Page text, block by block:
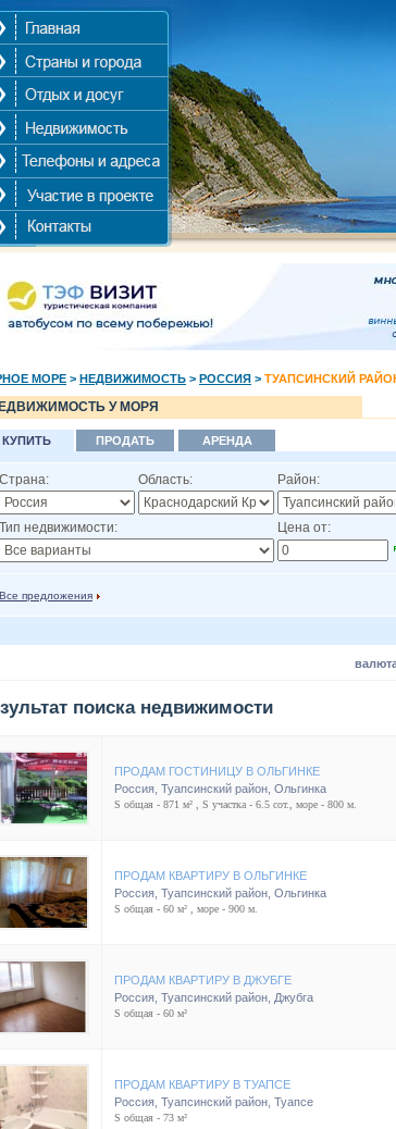
МОРЕ > НЕДВИЖИМОСТЬ > РОССИЯ > ТУАПСИНСКИЙ
У МОРЯ
КУПИТЬ ПРОДАТЬ АРЕНДА
Страна: Область: Район:
Тип недвижимости: Цена от:
Все предложения
поиска недвижимости
ПРОДАМ ГОСТИНИЦУ В ОЛЬГИНКЕ
Россия Туапсинский район Ольгинка
S общая - 871 м² , S участка - 6.5 сот., море - 800 м.
ПРОДАМ КВАРТИРУ В ОЛЬГИНКЕ
Россия Туапсинский район Ольгинка
S общая - 60 м² , море - 900 м.
ПРОДАМ КВАРТИРУ В ДЖУБГЕ
Россия Туапсинский район Джубга
S общая - 60 м²
ПРОДАМ КВАРТИРУ В ТУАПСЕ
Россия Туапсинский район Туапсе
S общая - 73 м²